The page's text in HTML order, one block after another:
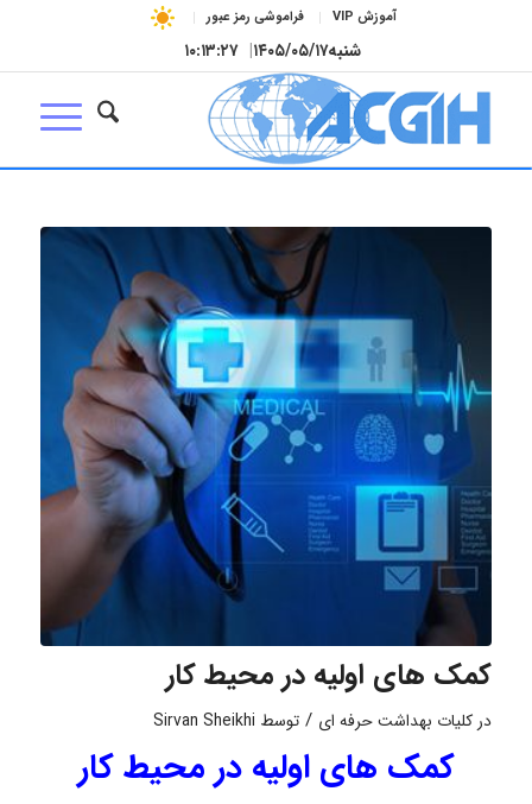
آموزش VIP فراموشی رمز عبور
شنبه۱۴۰۵/۰۵/۱۷| ۱۰:۱۳:۲۸
کمک های اولیه در محیط کار
در کلیات بهداشت حرفه ای / توسط Sirvan Sheikhi
کمک های اولیه در محیط کار